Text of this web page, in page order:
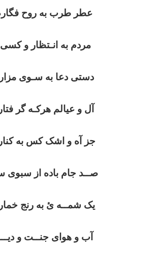
عطر طرب به روح
مردم به انـتظار و کسی
دستی دعا به سـوی
آل و عیالم هرکـه گر
جز آه و اشک کس به
صــد جام باده از
یک شمــه ئ به رنج
آب و هوای جنــت و